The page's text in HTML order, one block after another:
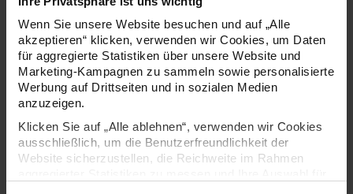
Wenn Sie unsere Website besuchen und auf „Alle
akzeptieren“ klicken, verwenden wir Cookies, um Daten
für aggregierte Statistiken über unsere Website und
Marketing-Kampagnen zu sammeln sowie personalisierte
Werbung auf Drittseiten und in sozialen Medien
anzuzeigen.
Klicken Sie auf „Alle ablehnen“, verwenden wir Cookies
ausschließlich, um die Benutzerfreundlichkeit der
Website sicherzustellen, die Reichweite im Rahmen
Strickset Tuch Modell 09 aus Lovewool No. 22
Häkelset